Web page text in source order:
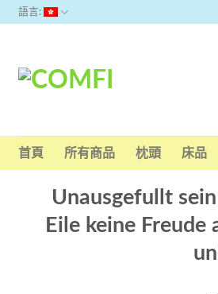
語言:
首頁 所有商品 枕頭 床品
Unausgefullt
Eile keine